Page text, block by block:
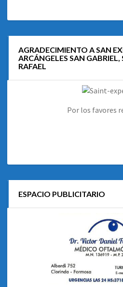
AGRADECIMIENTO A SAN
ARCÁNGELES SAN
RAFAEL
Por los favores
ESPACIO PUBLICITARIO